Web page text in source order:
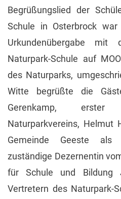
Begrüßungslied der
Schule in Osterbrock
Urkundenübergabe mit
Naturpark-Schule auf
des Naturparks,
Witte begrüßte die
Gerenkamp,
Naturparkvereins, Helmut
Gemeinde Geeste
zuständige Dezernentin
für Schule und Bildung
Vertretern des Naturpark-